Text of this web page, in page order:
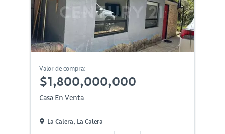
Valor de compra:
$1,800,000,000
Casa En Venta
La Calera, La Calera